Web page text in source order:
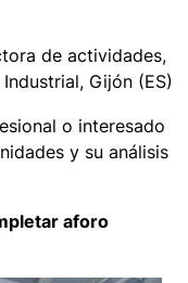
de actividades,
Gijón (ES)
o interesado
y su análisis
aforo